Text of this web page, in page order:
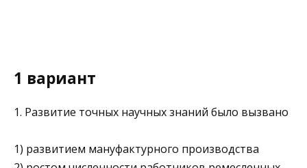
1 вариант
1. Развитие точных научных знаний было вызвано
1) развитием мануфактурного производства